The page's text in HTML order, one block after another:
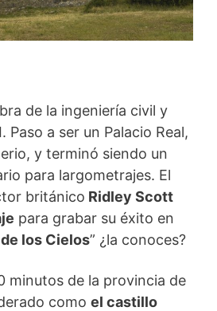
de la ingeniería civil y
Paso a ser un Palacio Real,
y terminó siendo un
para largometrajes. El
británico Ridley Scott
para grabar su éxito en
los Cielos” ¿la conoces?
minutos de la provincia de
como el castillo